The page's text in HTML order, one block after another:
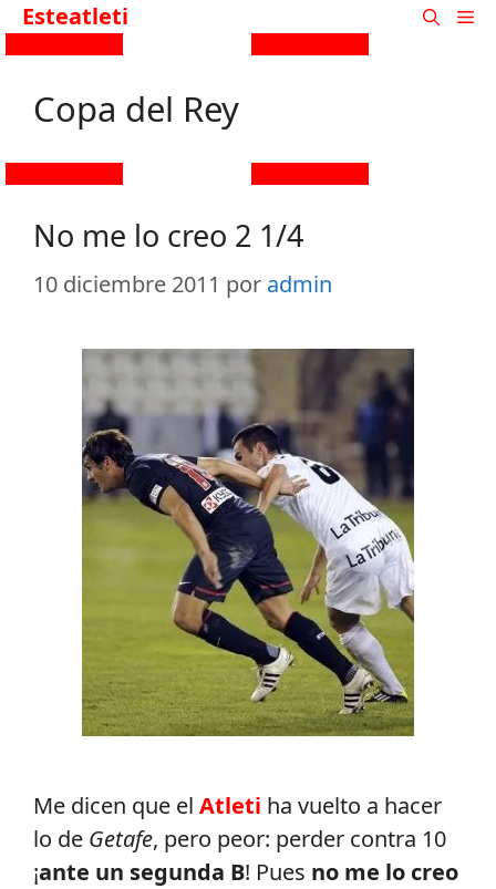
Esteatleti
Copa del Rey
No me lo creo 2 1/4
10 diciembre 2011 por admin
Me dicen que el Atleti ha vuelto a hacer
lo de Getafe, pero peor: perder contra 10
¡ante un segunda B! Pues no me lo creo